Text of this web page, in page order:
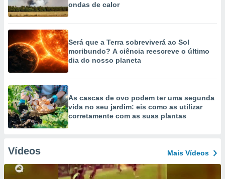
ondas de calor
Será que a Terra sobreviverá ao Sol
moribundo? A ciência reescreve o último
dia do nosso planeta
As cascas de ovo podem ter uma segunda
vida no seu jardim: eis como as utilizar
corretamente com as suas plantas
Vídeos Mais Vídeos